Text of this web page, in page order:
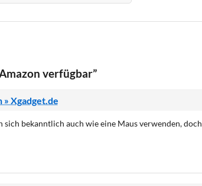
verfügbar”
Xgadget.de
bekanntlich auch wie eine Maus verwenden, doch